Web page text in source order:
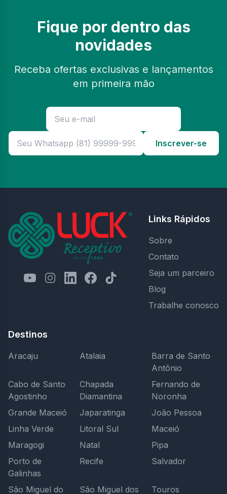
Fique por dentro das
novidades
Receba ofertas exclusivas e lançamentos
em primeira mão
Inscrever-se
Links Rápidos
Sobre
Contato
Seja um parceiro
Blog
Trabalhe conosco
Destinos
Aracaju Atalaia
Barra de Santo
Antônio
Cabo de Santo
Agostinho
Chapada
Diamantina
Fernando de
Noronha
Grande Maceió
Japaratinga
João Pessoa
Linha Verde
Litoral Sul
Maceió
Maragogi
Natal
Pipa
Porto de
Galinhas
Recife Salvador
São Miguel do São Miguel dos Touros